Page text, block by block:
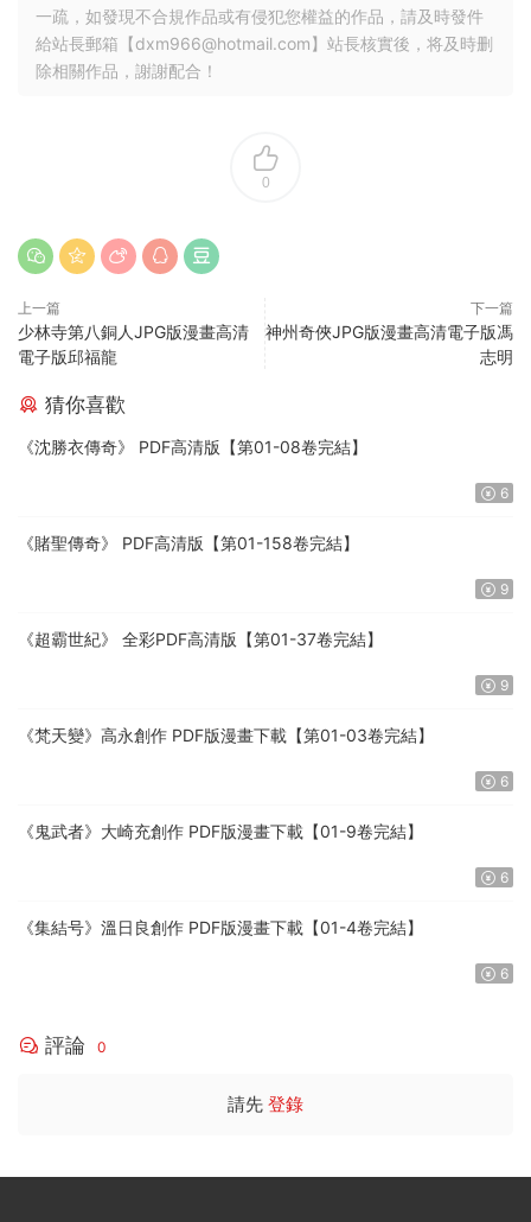
一疏，如發現不合規作品或有侵犯您權益的作品，請及時發件
給站長郵箱【dxm966@hotmail.com】站長核實後，将及時删
除相關作品，謝謝配合！
0
上一篇
少林寺第八銅人JPG版漫畫高清
電子版邱福龍
下一篇
神州奇俠JPG版漫畫高清電子版馮
志明
猜你喜歡
《沈勝衣傳奇》 PDF高清版【第01-08卷完結】
6
《賭聖傳奇》 PDF高清版【第01-158卷完結】
9
《超霸世紀》 全彩PDF高清版【第01-37卷完結】
9
《梵天變》高永創作 PDF版漫畫下載【第01-03卷完結】
6
《鬼武者》大崎充創作 PDF版漫畫下載【01-9卷完結】
6
《集結号》溫日良創作 PDF版漫畫下載【01-4卷完結】
6
評論 0
請先 登錄